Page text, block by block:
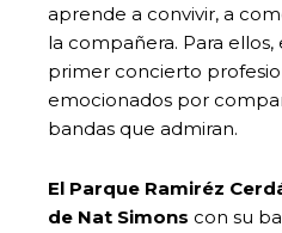
aprende a convivir, a
la compañera. Para ellos,
primer concierto
emocionados por
bandas que admiran.
El Parque Ramiréz
de Nat Simons con su